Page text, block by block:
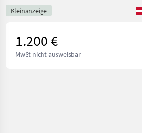
Kleinanzeige
1.200 €
MwSt nicht ausweisbar